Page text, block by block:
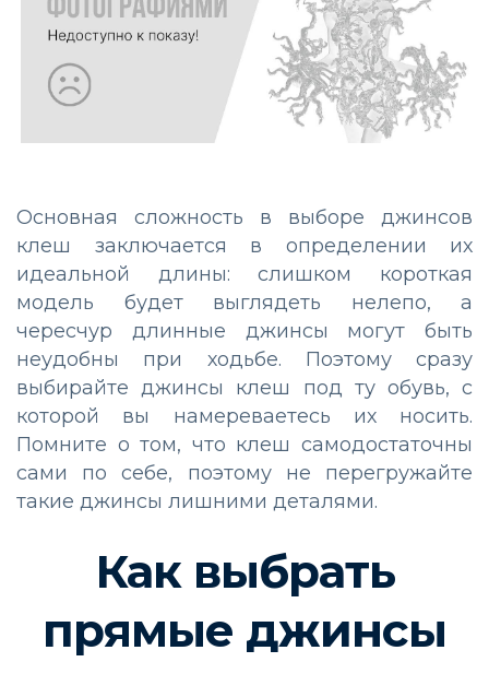
Основная сложность в выборе джинсов
клеш заключается в определении их
идеальной длины: слишком короткая
модель будет выглядеть нелепо, а
чересчур длинные джинсы могут быть
неудобны при ходьбе. Поэтому сразу
выбирайте джинсы клеш под ту обувь, с
которой вы намереваетесь их носить.
Помните о том, что клеш самодостаточны
сами по себе, поэтому не перегружайте
такие джинсы лишними деталями.
Как выбрать
прямые джинсы